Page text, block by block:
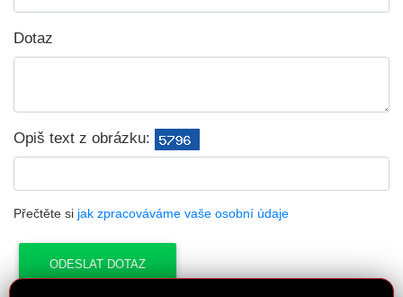
Dotaz
Opiš text z obrázku:
Přečtěte si jak zpracováváme vaše osobní údaje